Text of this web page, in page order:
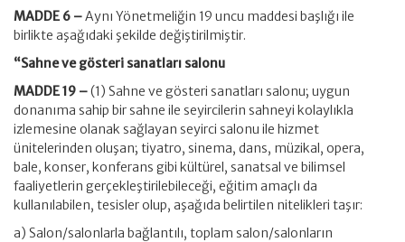
MADDE 6 –Aynı Yönetmeliğin 19 uncu maddesi başlığı ile
birlikte aşağıdaki şekilde değiştirilmiştir.
“Sahne ve gösteri sanatları salonu
MADDE 19 –(1) Sahne ve gösteri sanatları salonu; uygun
donanıma sahip bir sahne ile seyircilerin sahneyi kolaylıkla
izlemesine olanak sağlayan seyirci salonu ile hizmet
ünitelerinden oluşan; tiyatro, sinema, dans, müzikal, opera,
bale, konser, konferans gibi kültürel, sanatsal ve bilimsel
faaliyetlerin gerçekleştirilebileceği, eğitim amaçlı da
kullanılabilen, tesisler olup, aşağıda belirtilen nitelikleri taşır:
a) Salon/salonlarla bağlantılı, toplam salon/salonların